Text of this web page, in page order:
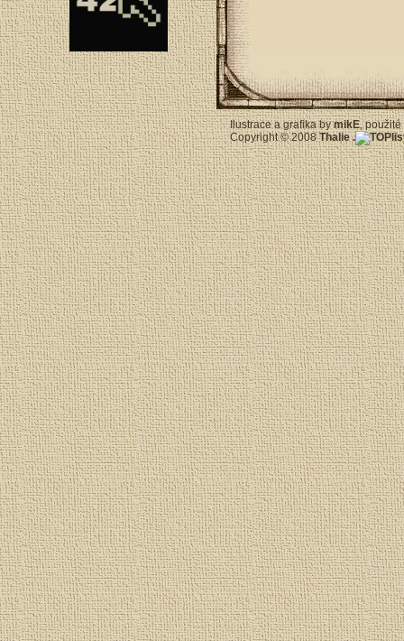
Ilustrace a grafika bymikE,
Copyright © 2008Thalie .